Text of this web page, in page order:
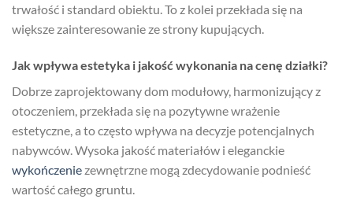
trwałość i standard obiektu. To z kolei przekłada się na
większe zainteresowanie ze strony kupujących.
Jak wpływa estetyka i jakość wykonania na cenę działki?
Dobrze zaprojektowany dom modułowy, harmonizujący z
otoczeniem, przekłada się na pozytywne wrażenie
estetyczne, a to często wpływa na decyzje potencjalnych
nabywców. Wysoka jakość materiałów i eleganckie
wykończeniezewnętrzne mogą zdecydowanie podnieść
wartość całego gruntu.